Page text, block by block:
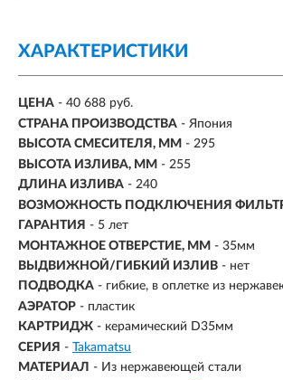
ХАРАКТЕРИСТИКИ
ЦЕНА - 40 688 руб.
СТРАНА ПРОИЗВОДСТВА - Япония
ВЫСОТА СМЕСИТЕЛЯ, ММ - 295
ВЫСОТА ИЗЛИВА, ММ - 255
ДЛИНА ИЗЛИВА - 240
ВОЗМОЖНОСТЬ ПОДКЛЮЧЕНИЯ
ГАРАНТИЯ - 5 лет
МОНТАЖНОЕ ОТВЕРСТИЕ, ММ - 35мм
ВЫДВИЖНОЙ/ГИБКИЙ ИЗЛИВ - нет
ПОДВОДКА - гибкие, в оплетке из
АЭРАТОР - пластик
КАРТРИДЖ - керамический D35мм
СЕРИЯ - Takamatsu
МАТЕРИАЛ - Из нержавеющей стали